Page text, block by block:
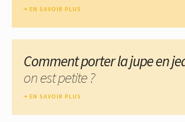
EN SAVOIR PLUS
Comment porter la jupe en
on est petite ?
EN SAVOIR PLUS